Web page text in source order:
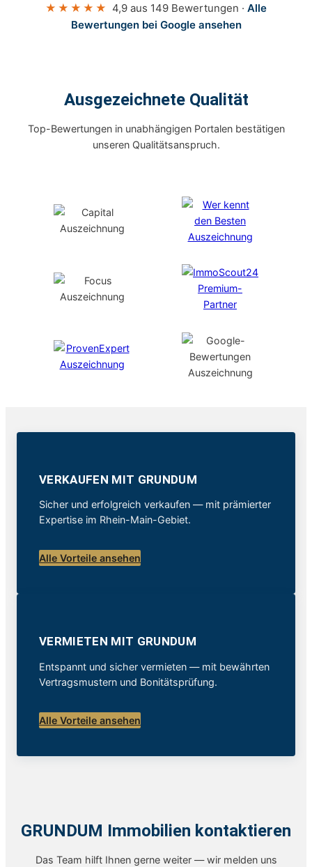
★★★★★ 4,9 aus 149 Bewertungen · Alle
Bewertungen bei Google ansehen
Ausgezeichnete Qualität
Top-Bewertungen in unabhängigen Portalen bestätigen
unseren Qualitätsanspruch.
VERKAUFEN MIT GRUNDUM
Sicher und erfolgreich verkaufen — mit prämierter
Expertise im Rhein-Main-Gebiet.
Alle Vorteile ansehen
VERMIETEN MIT GRUNDUM
Entspannt und sicher vermieten — mit bewährten
Vertragsmustern und Bonitätsprüfung.
Alle Vorteile ansehen
GRUNDUM Immobilien kontaktieren
Das Team hilft Ihnen gerne weiter — wir melden uns